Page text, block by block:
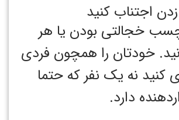
خجالتی بودن یا هر
خودتان را همچون فردی
کنید نه یک نفر که حتما
دارد.